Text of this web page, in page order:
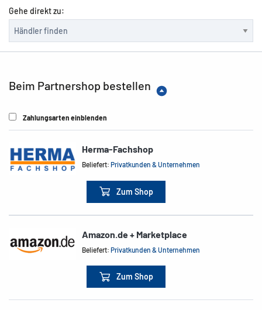
Gehe direkt zu:
Beim Partnershop bestellen
Zahlungsarten einblenden
Herma-Fachshop
Beliefert:Privatkunden & Unternehmen
Zum Shop
Amazon.de + Marketplace
Beliefert:Privatkunden & Unternehmen
Zum Shop